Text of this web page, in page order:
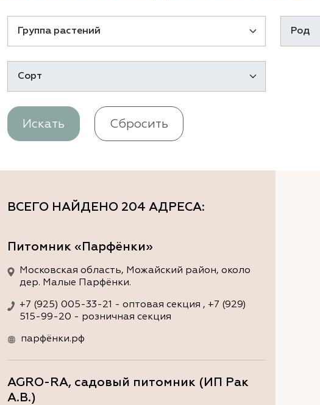
Искать Сбросить
ВСЕГО НАЙДЕНО 204 АДРЕСА:
Питомник «Парфёнки»
Московская область, Можайский район, около
дер. Малые Парфёнки.
+7 (925) 005-33-21 - оптовая секция , +7 (929)
515-99-20 - розничная секция
парфёнки.рф
AGRO-RA, садовый питомник (ИП Рак
А.В.)